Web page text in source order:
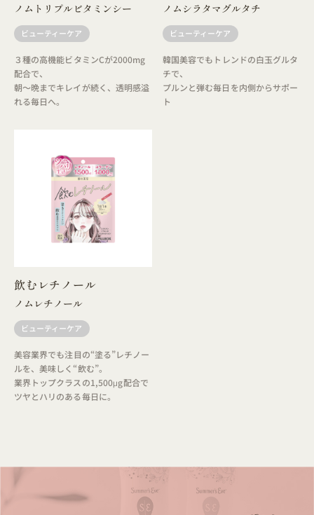
ノムトリプルビタミンシー
ビューティーケア
３種の高機能ビタミンCが2000mg
配合で、
朝～晩までキレイが続く、透明感溢
れる毎日へ。
ノムシラタマグルタチ
ビューティーケア
韓国美容でもトレンドの白玉グルタ
チで、
プルンと弾む毎日を内側からサポー
ト
飲むレチノール
ノムレチノール
ビューティーケア
美容業界でも注目の“塗る”レチノー
ルを、美味しく“飲む”。
業界トップクラスの1,500μg配合で
ツヤとハリのある毎日に。